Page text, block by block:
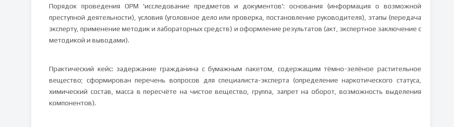
Порядок проведения ОРМ 'исследование предметов и документов': основания (информация о возможной
преступной деятельности), условия (уголовное дело или проверка, постановление руководителя), этапы (передача
эксперту, применение методик и лабораторных средств) и оформление результатов (акт, экспертное заключение с
методикой и выводами).
Практический кейс: задержание гражданина с бумажным пакетом, содержащим тёмно-зелёное растительное
вещество; сформирован перечень вопросов для специалиста-эксперта (определение наркотического статуса,
химический состав, масса в пересчёте на чистое вещество, группа, запрет на оборот, возможность выделения
компонентов).